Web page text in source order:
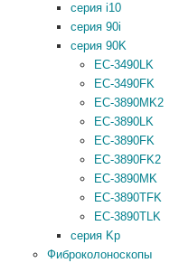
серия i10
серия 90i
серия 90K
EC-3490LK
EC-3490FK
EC-3890MK2
EC-3890LK
EC-3890FK
EC-3890FK2
EC-3890MK
EC-3890TFK
EC-3890TLK
серия Kp
Фиброколоноскопы